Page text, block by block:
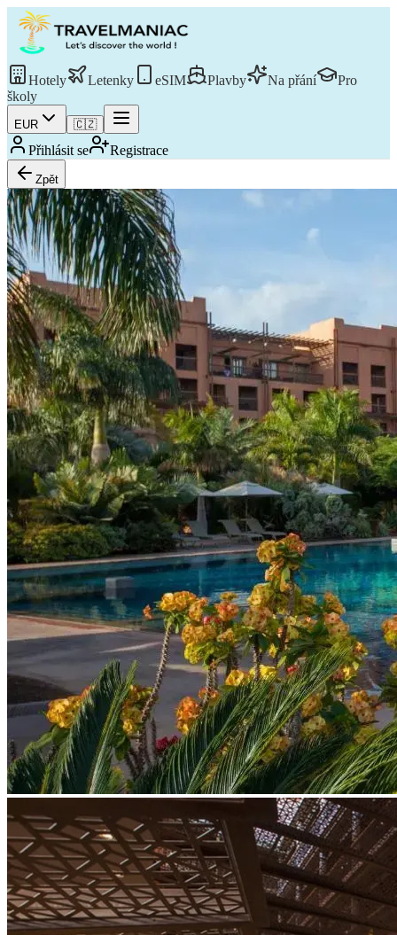
Hotely Letenky eSIM Plavby Na přání
Pro
školy
EUR 🇨🇿
Přihlásit se Registrace
Zpět